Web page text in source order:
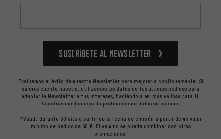
Suscríbete al newsletter
Evaluamos el éxito de nuestra Newsletter para mejorarla continuamente. Si
ya eres cliente nuestro, utilizamos los datos de tus últimos pedidos para
adaptar la Newsletter a tus intereses, haciéndola así más valiosa para ti.
Nuestras condiciones de protección de datos se aplican.
*Válido durante 30 días a partir de la fecha de emisión a partir de un valor
mínimo de pedido de 60 €. El vale no se puede combinar con otras
promociones.